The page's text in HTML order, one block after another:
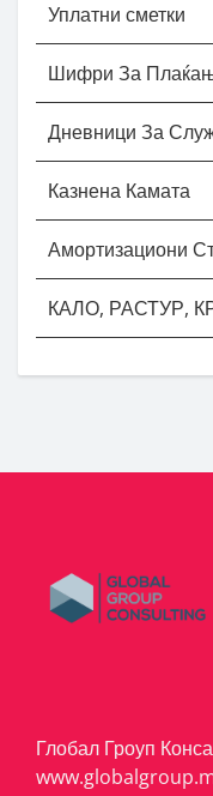
Уплатни сметки
Шифри За
Дневници За
Казнена Камата
Амортизациони
КАЛО, РАСТУР,
Глобал Гроуп